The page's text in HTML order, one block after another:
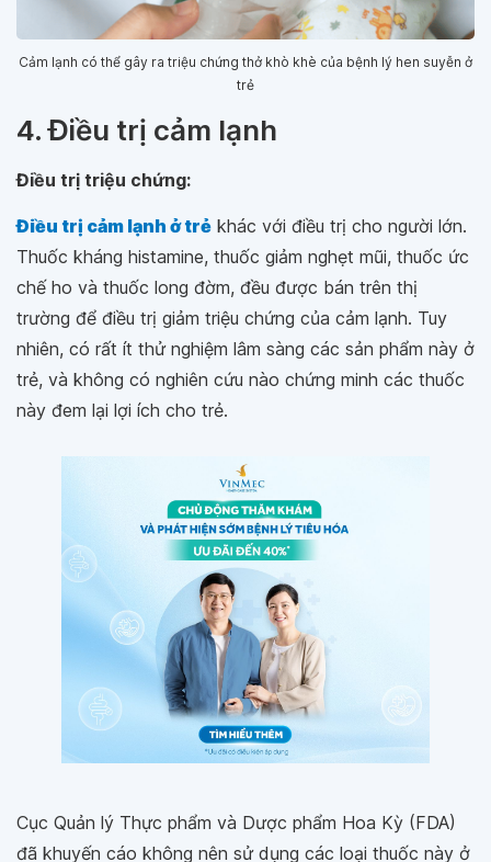
Cảm lạnh có thể gây ra triệu chứng thở khò khè của bệnh lý hen suyễn ở
trẻ
4. Điều trị cảm lạnh
Điều trị triệu chứng:
Điều trị cảm lạnh ở trẻ khác với điều trị cho người lớn.
Thuốc kháng histamine, thuốc giảm nghẹt mũi, thuốc ức
chế ho và thuốc long đờm, đều được bán trên thị
trường để điều trị giảm triệu chứng của cảm lạnh. Tuy
nhiên, có rất ít thử nghiệm lâm sàng các sản phẩm này ở
trẻ, và không có nghiên cứu nào chứng minh các thuốc
này đem lại lợi ích cho trẻ.
Cục Quản lý Thực phẩm và Dược phẩm Hoa Kỳ (FDA)
đã khuyến cáo không nên sử dụng các loại thuốc này ở